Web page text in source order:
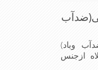
وباد)
ازجنس